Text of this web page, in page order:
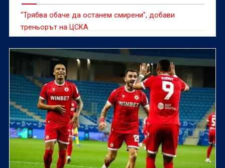
“Трябва обаче да останем смирени”, добави
треньорът на ЦСКА